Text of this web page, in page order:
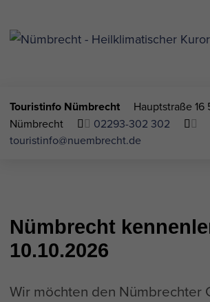
Touristinfo Nümbrecht Hauptstraße 16
Nümbrecht
02293-302 302
touristinfo@nuembrecht.de
Nümbrecht
10.10.2026
Wir möchten den Nümbrechter